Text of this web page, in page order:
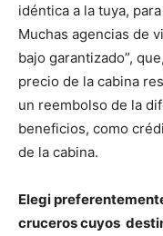
idéntica a la tuya,
Muchas agencias de
bajo garantizado”,
precio de la cabina
un reembolso de la
beneficios, como
de la cabina.
Elegi
cruceros cuyos